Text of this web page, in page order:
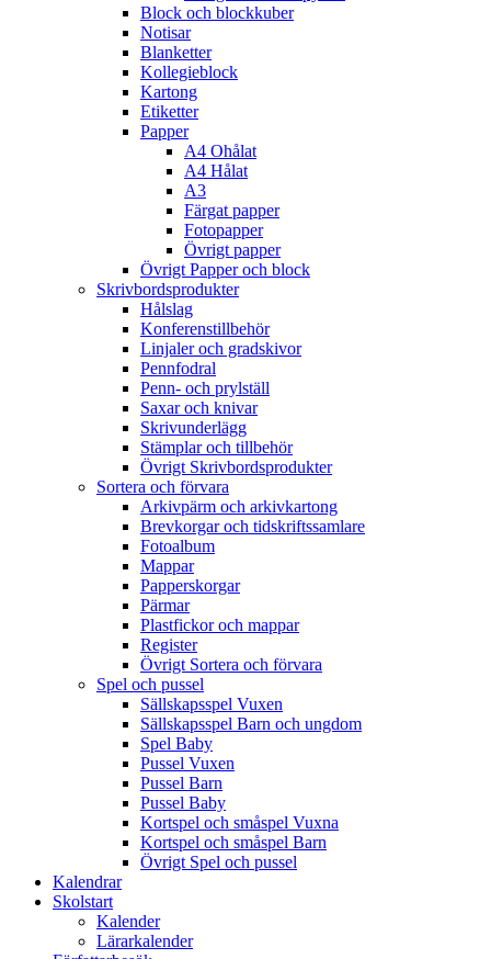
Block och blockkuber
Notisar
Blanketter
Kollegieblock
Kartong
Etiketter
Papper
A4 Ohålat
A4 Hålat
A3
Färgat papper
Fotopapper
Övrigt papper
Övrigt Papper och block
Skrivbordsprodukter
Hålslag
Konferenstillbehör
Linjaler och gradskivor
Pennfodral
Penn- och prylställ
Saxar och knivar
Skrivunderlägg
Stämplar och tillbehör
Övrigt Skrivbordsprodukter
Sortera och förvara
Arkivpärm och arkivkartong
Brevkorgar och tidskriftssamlare
Fotoalbum
Mappar
Papperskorgar
Pärmar
Plastfickor och mappar
Register
Övrigt Sortera och förvara
Spel och pussel
Sällskapsspel Vuxen
Sällskapsspel Barn och ungdom
Spel Baby
Pussel Vuxen
Pussel Barn
Pussel Baby
Kortspel och småspel Vuxna
Kortspel och småspel Barn
Övrigt Spel och pussel
Kalendrar
Skolstart
Kalender
Lärarkalender